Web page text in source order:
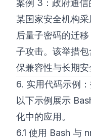
案例 3：政府通信
某国家安全机构
后量子密码的迁
子攻击。该举措
保兼容性与长期安
6. 实用代码示例
以下示例展示
化中的应用。
6.1 使用 Bash 与